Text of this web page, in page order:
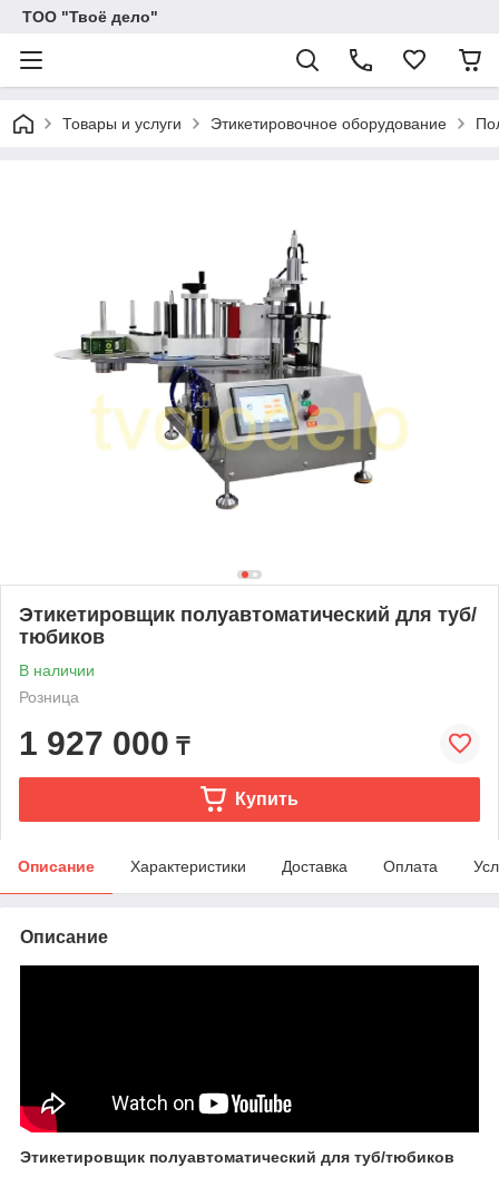
ТОО "Твоё дело"
Товары и услуги Этикетировочное оборудование
Этикетировщик полуавтоматический для туб/
тюбиков
В наличии
Розница
1 927 000 ₸
Купить
Описание Характеристики Доставка Оплата
Описание
Этикетировщик полуавтоматический для туб/тюбиков